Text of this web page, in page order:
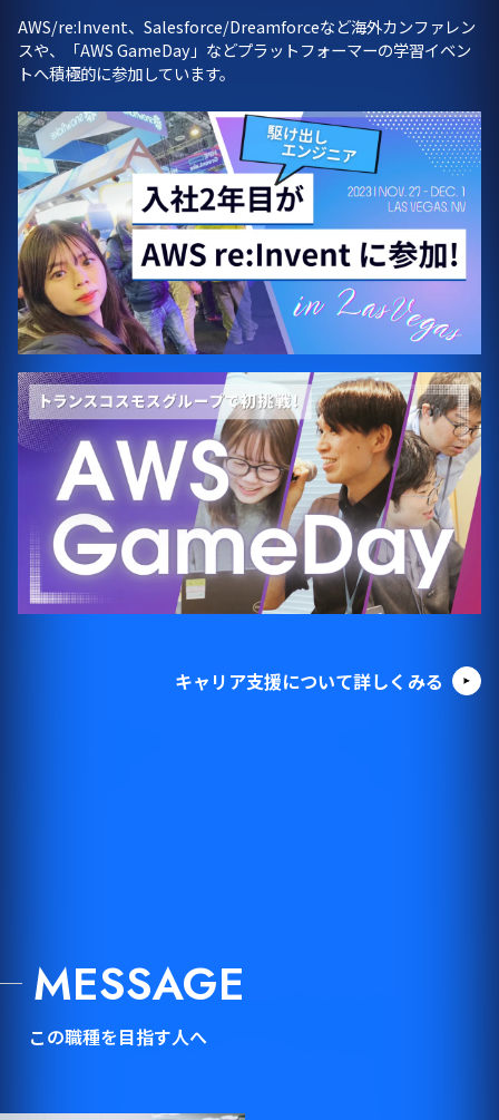
AWS/re:Invent、Salesforce/Dreamforceなど海外カンファレン
スや、「AWS GameDay」などプラットフォーマーの学習イベン
トへ積極的に参加しています。
キャリア支援について詳しくみる
MESSAGE
この職種を目指す人へ